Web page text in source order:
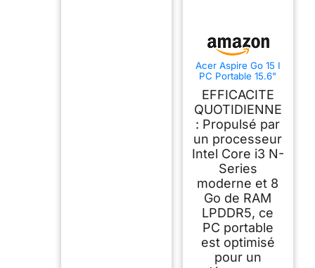
Acer Aspire Go 15 I
PC Portable 15.6"
N355
EFFICACITE
QUOTIDIENNE
: Propulsé par
un processeur
Intel Core i3 N-
Series
moderne et 8
Go de RAM
LPDDR5, ce
PC portable
est optimisé
pour un